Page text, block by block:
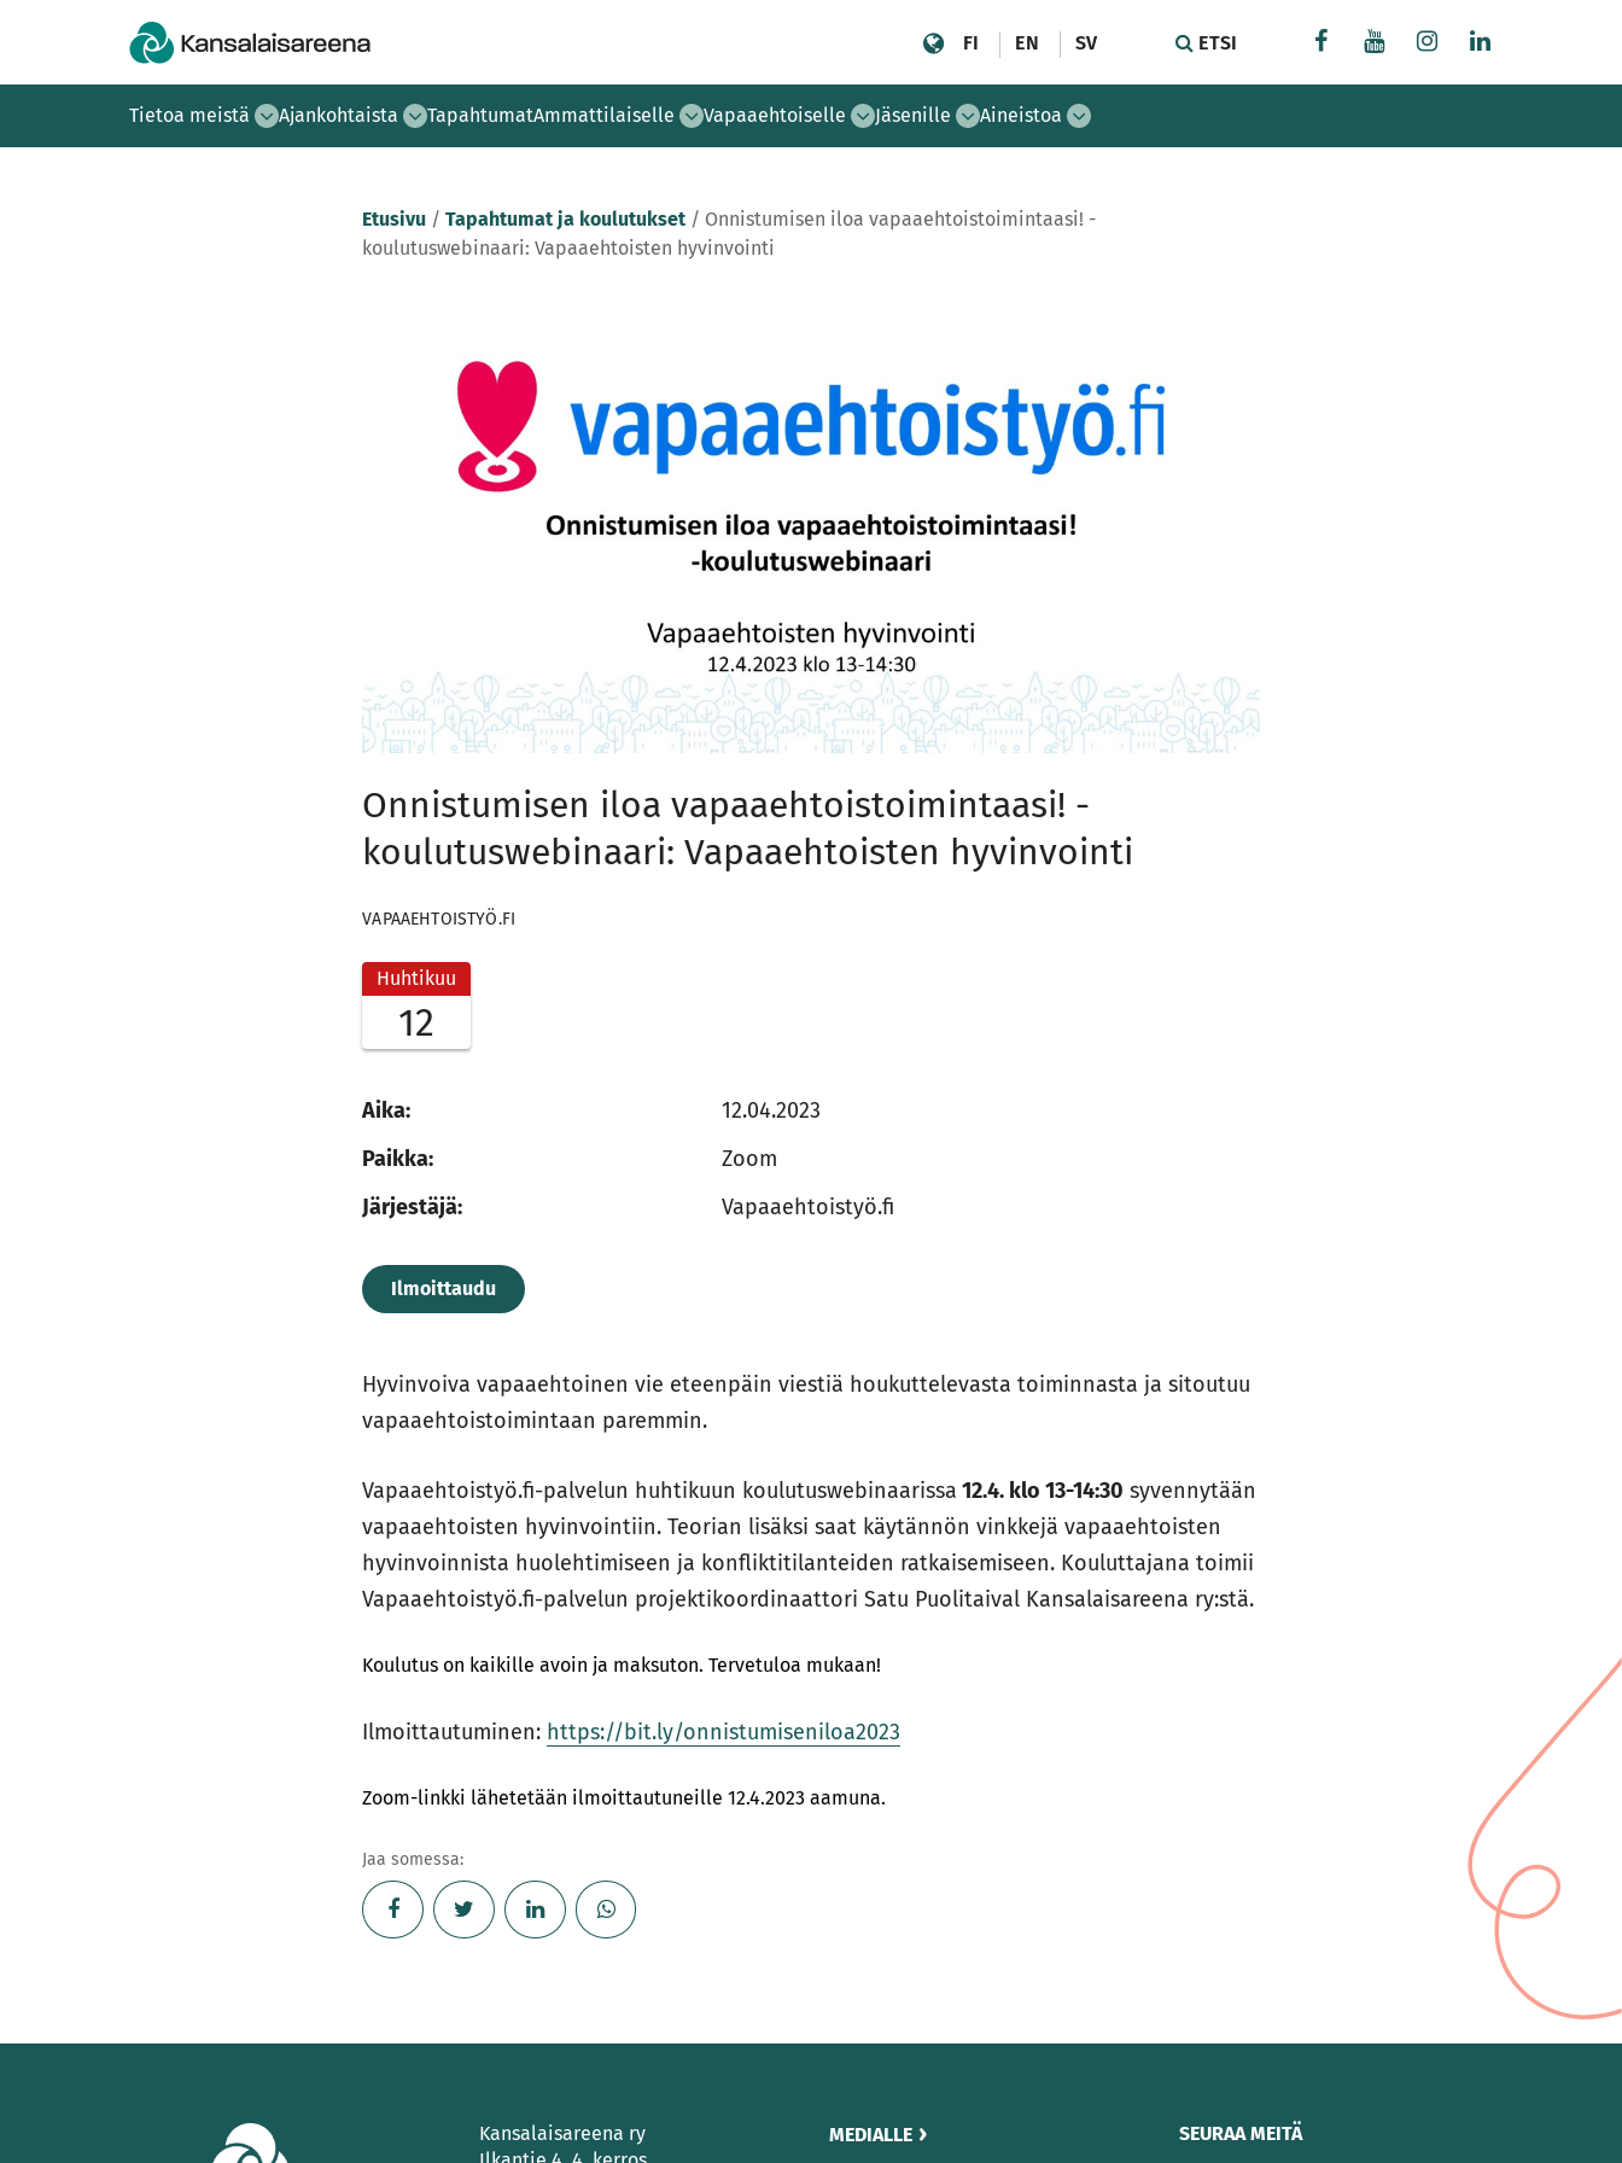
FI EN SV ETSI
Tietoa meistä Ajankohtaista TapahtumatAmmattilaiselle Vapaaehtoiselle Jäsenille Aineistoa
Etusivu /Tapahtumat ja koulutukset / Onnistumisen iloa vapaaehtoistoimintaasi! -
koulutuswebinaari: Vapaaehtoisten hyvinvointi
Onnistumisen iloa vapaaehtoistoimintaasi! -
koulutuswebinaari: Vapaaehtoisten hyvinvointi
VAPAAEHTOISTYÖ.FI
Huhtikuu
12
Aika:
12.04.2023
Paikka:
Zoom
Järjestäjä:
Vapaaehtoistyö.fi
Ilmoittaudu
Hyvinvoiva vapaaehtoinen vie eteenpäin viestiä houkuttelevasta toiminnasta ja sitoutuu
vapaaehtoistoimintaan paremmin.
Vapaaehtoistyö.fi-palvelun huhtikuun koulutuswebinaarissa 12.4. klo 13-14:30 syvennytään
vapaaehtoisten hyvinvointiin. Teorian lisäksi saat käytännön vinkkejä vapaaehtoisten
hyvinvoinnista huolehtimiseen ja konfliktitilanteiden ratkaisemiseen. Kouluttajana toimii
Vapaaehtoistyö.fi-palvelun projektikoordinaattori Satu Puolitaival Kansalaisareena ry:stä.
Koulutus on kaikille avoin ja maksuton. Tervetuloa mukaan!
Ilmoittautuminen: https://bit.ly/onnistumiseniloa2023
Zoom-linkki lähetetään ilmoittautuneille 12.4.2023 aamuna.
Jaa somessa:
Kansalaisareena ry
MEDIALLE SEURAA MEITÄ